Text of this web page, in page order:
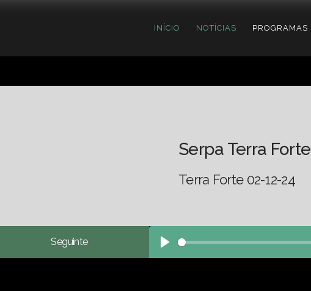
INÍCIO NOTÍCIAS PROGRAMAS
Serpa Terra Forte
Terra Forte 02-12-24
Seguinte
Play